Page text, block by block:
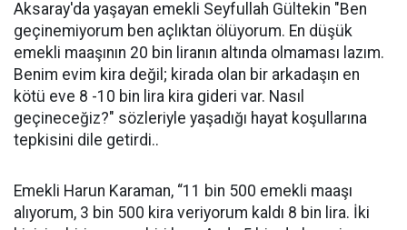
Aksaray'da yaşayan emekli Seyfullah Gültekin "Ben
geçinemiyorum ben açlıktan ölüyorum. En düşük
emekli maaşının 20 bin liranın altında olmaması lazım.
Benim evim kira değil; kirada olan bir arkadaşın en
kötü eve 8 -10 bin lira kira gideri var. Nasıl
geçineceğiz?" sözleriyle yaşadığı hayat koşullarına
tepkisini dile getirdi..
Emekli Harun Karaman, “11 bin 500 emekli maaşı
alıyorum, 3 bin 500 kira veriyorum kaldı 8 bin lira. İki